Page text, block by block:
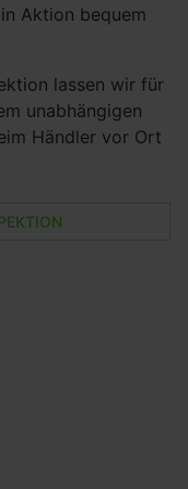
Aktion bequem
lassen wir für
unabhängigen
Händler vor Ort